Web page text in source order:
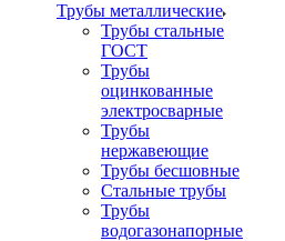
Трубы металлические
Трубы стальные
ГОСТ
Трубы
оцинкованные
электросварные
Трубы
нержавеющие
Трубы бесшовные
Стальные трубы
Трубы
водогазонапорные